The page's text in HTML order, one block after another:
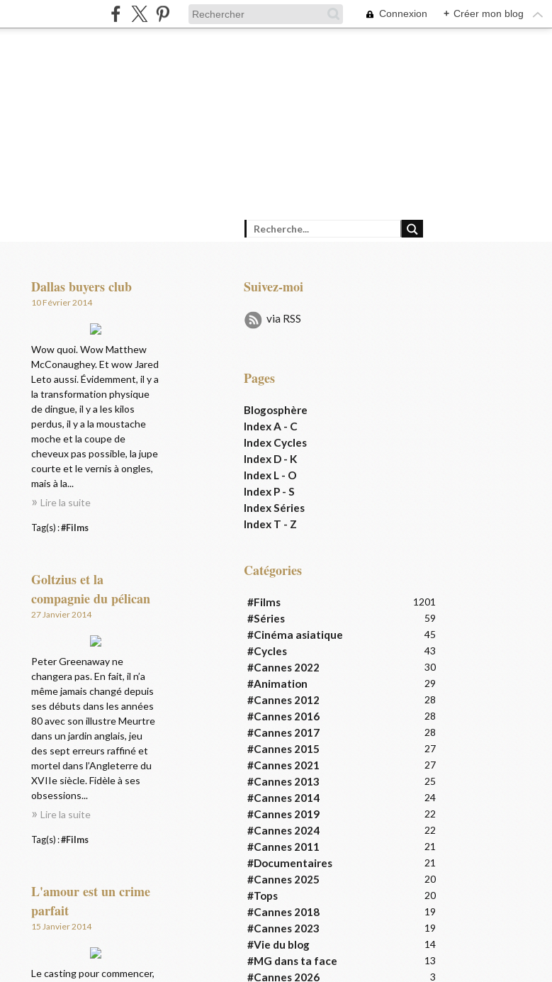
Connexion + Créer mon blog
Dallas buyers club
10 Février 2014
Wow quoi. Wow Matthew
McConaughey. Et wow Jared
Leto aussi. Évidemment, il y a
la transformation physique
de dingue, il y a les kilos
perdus, il y a la moustache
moche et la coupe de
cheveux pas possible, la jupe
courte et le vernis à ongles,
mais à la...
Lire la suite
Tag(s) :#Films
Goltzius et la
compagnie du pélican
27 Janvier 2014
Peter Greenaway ne
changera pas. En fait, il n’a
même jamais changé depuis
ses débuts dans les années
80 avec son illustre Meurtre
dans un jardin anglais, jeu
des sept erreurs raffiné et
mortel dans l’Angleterre du
XVIIe siècle. Fidèle à ses
obsessions...
Lire la suite
Tag(s) :#Films
L'amour est un crime
parfait
15 Janvier 2014
Le casting pour commencer,
Suivez-moi
via RSS
Pages
Blogosphère
Index A - C
Index Cycles
Index D - K
Index L - O
Index P - S
Index Séries
Index T - Z
Catégories
#Films 1201
#Séries 59
#Cinéma asiatique 45
#Cycles 43
#Cannes 2022 30
#Animation 29
#Cannes 2012 28
#Cannes 2016 28
#Cannes 2017 28
#Cannes 2015 27
#Cannes 2021 27
#Cannes 2013 25
#Cannes 2014 24
#Cannes 2019 22
#Cannes 2024 22
#Cannes 2011 21
#Documentaires 21
#Cannes 2025 20
#Tops 20
#Cannes 2018 19
#Cannes 2023 19
#Vie du blog 14
#MG dans ta face 13
#Cannes 2026 3